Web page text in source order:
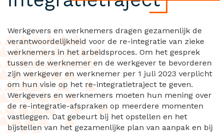
Werkgevers en werknemers dragen gezamenlijk de
verantwoordelijkheid voor de re-integratie van zieke
werknemers in het arbeidsproces. Om het gesprek
tussen de werknemer en de werkgever te bevorderen
zijn werkgever en werknemer per 1 juli 2023 verplicht
om hun visie op het re-integratietraject te geven.
Werkgevers en werknemers moeten hun mening over
de re-integratie-afspraken op meerdere momenten
vastleggen. Dat gebeurt bij het opstellen en het
bijstellen van het gezamenlijke plan van aanpak en bij